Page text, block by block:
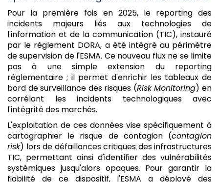
Pour la première fois en 2025, le reporting des
incidents majeurs liés aux technologies de
l'information et de la communication (TIC), instauré
par le règlement DORA, a été intégré au périmètre
de supervision de l'ESMA. Ce nouveau flux ne se limite
pas à une simple extension du reporting
réglementaire ; il permet d'enrichir les tableaux de
bord de surveillance des risques (Risk Monitoring) en
corrélant les incidents technologiques avec
l'intégrité des marchés.
L'exploitation de ces données vise spécifiquement à
cartographier le risque de contagion (contagion
risk) lors de défaillances critiques des infrastructures
TIC, permettant ainsi d'identifier des vulnérabilités
systémiques jusqu'alors opaques. Pour garantir la
fiabilité de ce dispositif, l'ESMA a déployé des